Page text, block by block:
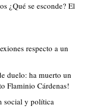
¿Qué se esconde? El
respecto a un
duelo: ha muerto un
Flaminio Cárdenas!
social y política